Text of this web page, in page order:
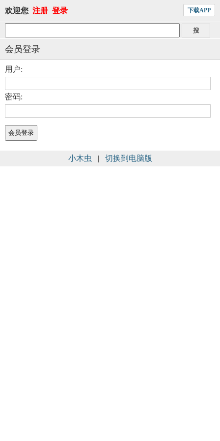
欢迎您 注册 登录 下载APP
会员登录
用户:
密码:
小木虫 | 切换到电脑版